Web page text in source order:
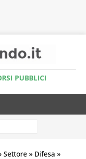
PUBBLICI
Settore » Difesa »